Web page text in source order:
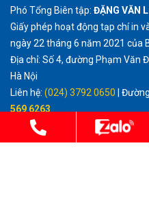
Phó Tổng Biên tập: ĐẶNG VĂN
Giấy phép hoạt động tạp chí in
ngày 22 tháng 6 năm 2021 của
Địa chỉ: Số 4, đường Phạm Văn
Hà Nội
Liên hệ: (024) 3792 0650 |
569 6263
Email:
tcckvietnam@gmail.com
http://cokhivietnam.vn